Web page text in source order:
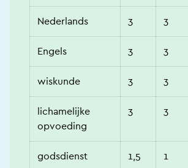
Nederlands 3 3
Engels 3 3
wiskunde 3 3
lichamelijke
opvoeding
3 3
godsdienst 1,5 1